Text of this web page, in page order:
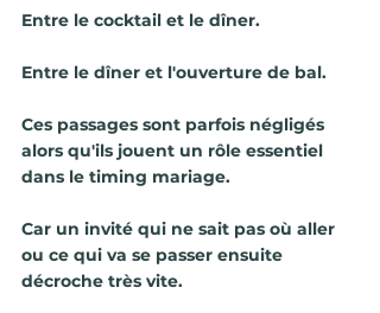
Entre le cocktail et le dîner.
Entre le dîner et l'ouverture de bal.
Ces passages sont parfois négligés
alors qu'ils jouent un rôle essentiel
dans le timing mariage.
Car un invité qui ne sait pas où aller
ou ce qui va se passer ensuite
décroche très vite.